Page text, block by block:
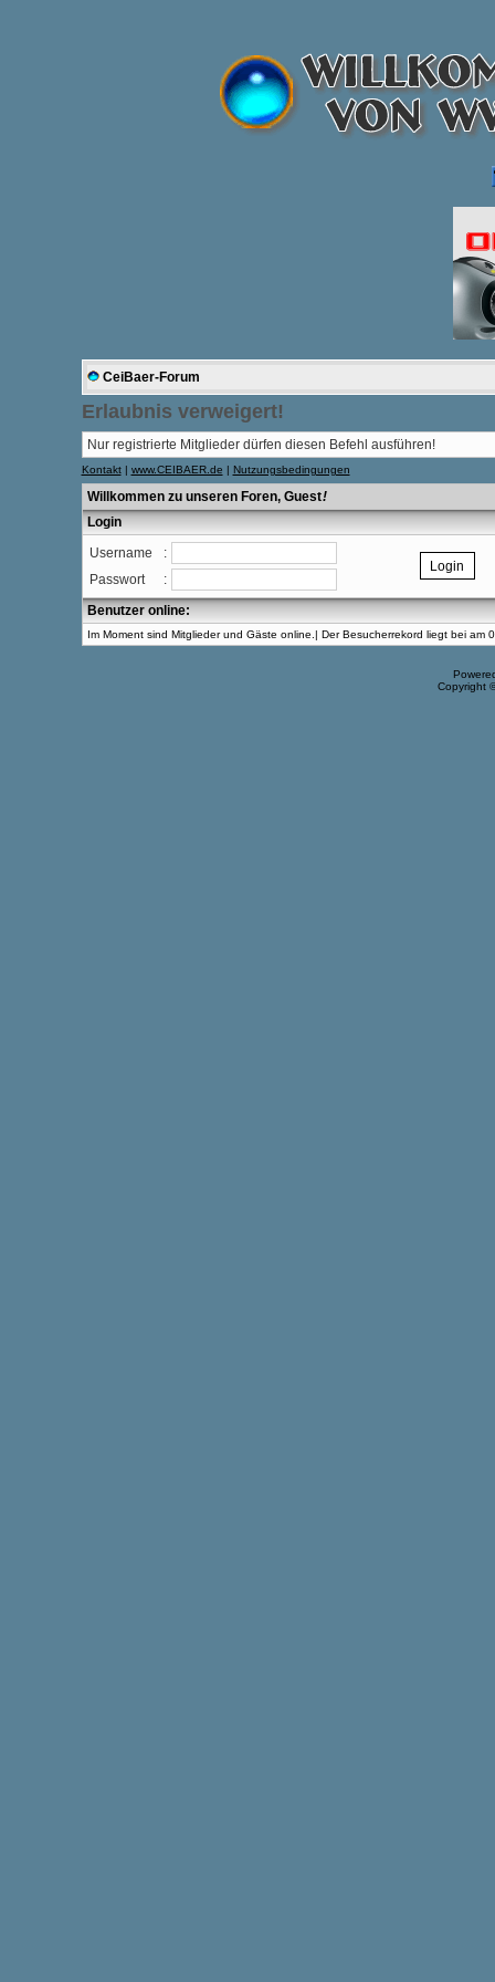
CeiBaer-Forum
Erlaubnis verweigert!
Nur registrierte Mitglieder dürfen diesen Befehl ausführen!
Kontakt| www.CEIBAER.de | Nutzungsbedingungen
Willkommen zu unseren Foren, Guest!
Login
Username
:
Passwort
:
Benutzer online:
Im Moment sind Mitglieder und Gäste online.| Der Besucherrekord liegt bei am
Copyright